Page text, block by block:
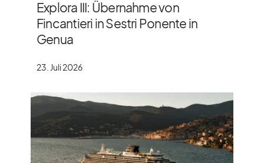
Explora III: Übernahme von
Fincantieri in Sestri Ponente in
Genua
23. Juli 2026